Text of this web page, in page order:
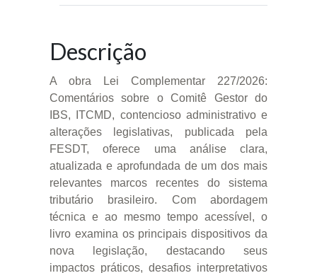
Descrição
A obra Lei Complementar 227/2026:
Comentários sobre o Comitê Gestor do
IBS, ITCMD, contencioso administrativo e
alterações legislativas, publicada pela
FESDT, oferece uma análise clara,
atualizada e aprofundada de um dos mais
relevantes marcos recentes do sistema
tributário brasileiro. Com abordagem
técnica e ao mesmo tempo acessível, o
livro examina os principais dispositivos da
nova legislação, destacando seus
impactos práticos, desafios interpretativos